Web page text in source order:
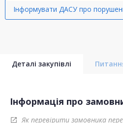
Інформувати ДАСУ про
Деталі закупівлі
Інформація про
open_in_new Як перевірити замовника